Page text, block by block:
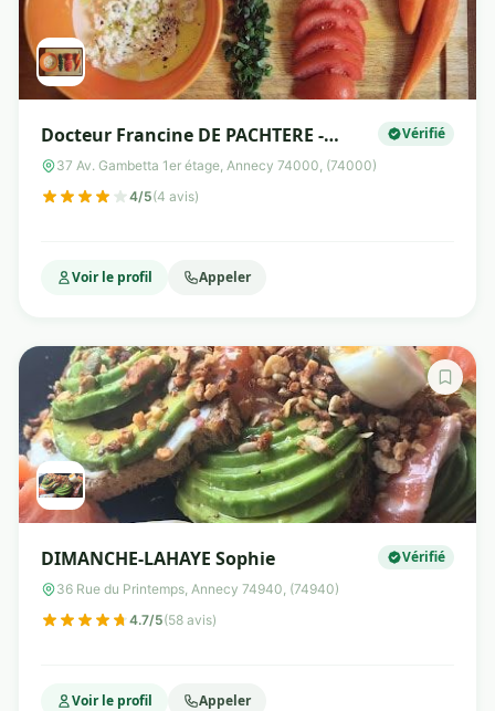
Docteur Francine DE PACHTERE -
MNS2
Vérifié
37 Av. Gambetta 1er étage, Annecy 74000, (74000)
4/5(4 avis)
Voir le profil Appeler
DIMANCHE-LAHAYE Sophie Vérifié
36 Rue du Printemps, Annecy 74940, (74940)
4.7/5(58 avis)
Voir le profil Appeler